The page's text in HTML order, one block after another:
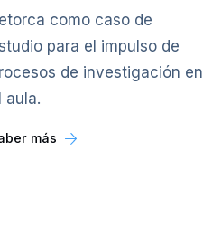
como caso de
para el impulso de
de investigación en
aula.
más